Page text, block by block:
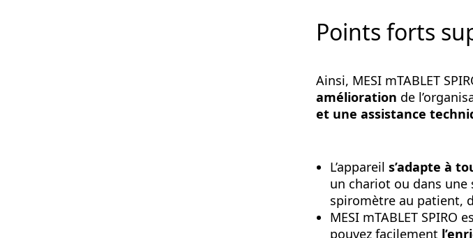
Points forts
Ainsi, MESI mTABLET
amélioration de
et une assistance
L’appareils’adapte à
un chariot ou dans une
spiromètre au patient,
MESI mTABLET
pouvez facilement